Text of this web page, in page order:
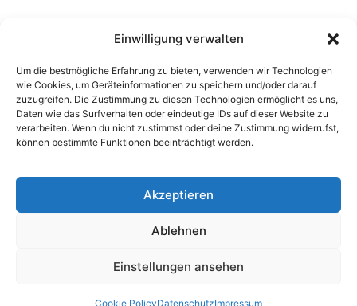
Einwilligung verwalten
Um die bestmögliche Erfahrung zu bieten, verwenden wir Technologien
wie Cookies, um Geräteinformationen zu speichern und/oder darauf
zuzugreifen. Die Zustimmung zu diesen Technologien ermöglicht es uns,
Daten wie das Surfverhalten oder eindeutige IDs auf dieser Website zu
verarbeiten. Wenn du nicht zustimmst oder deine Zustimmung widerrufst,
können bestimmte Funktionen beeinträchtigt werden.
Akzeptieren
Ablehnen
Einstellungen ansehen
Cookie PolicyDatenschutzImpressum
Professionelle
Hanfklonzucht
für Anbauer in
ganz Europa.
Shop
Hanfstecklinge
CBD Stecklinge
THC SAMEN
Information
Über Uns
FAQ
Support
Blog
Hanfklonzucht · EU-weite Lieferung · Diskreter
und zuverlässiger Service
Datenschutz